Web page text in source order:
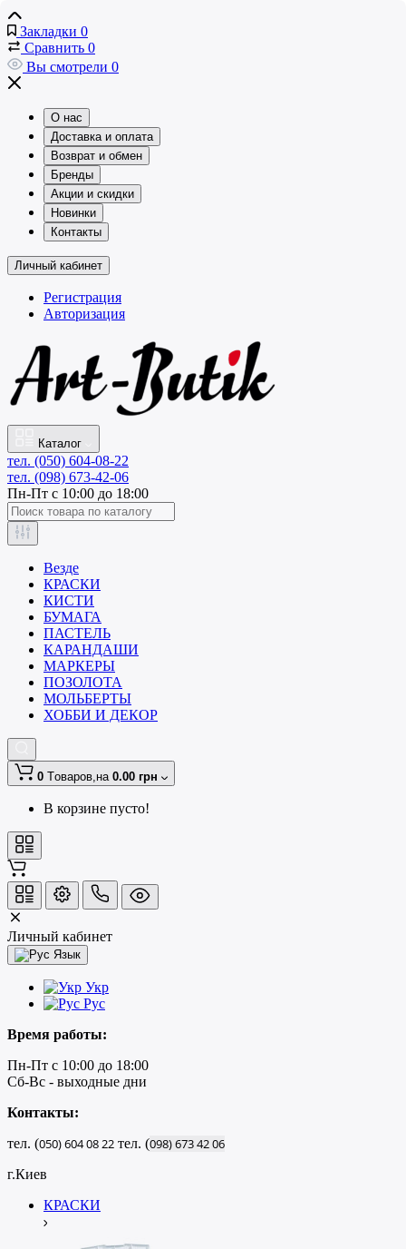
Закладки 0
Сравнить 0
Вы смотрели 0
О нас
Доставка и оплата
Возврат и обмен
Бренды
Акции и скидки
Новинки
Контакты
Личный кабинет
Регистрация
Авторизация
Каталог
тел. (050) 604-08-22
тел. (098) 673-42-06
Пн-Пт с 10:00 до 18:00
Везде
КРАСКИ
КИСТИ
БУМАГА
ПАСТЕЛЬ
КАРАНДАШИ
МАРКЕРЫ
ПОЗОЛОТА
МОЛЬБЕРТЫ
ХОББИ И ДЕКОР
0 Tоваров,на 0.00 грн
В корзине пусто!
Личный кабинет
Язык
Укр
Рус
Время работы:
Пн-Пт с 10:00 до 18:00
Сб-Вс - выходные дни
Контакты:
тел. (050)6040822 тел. (098)6734206
г.Киев
КРАСКИ